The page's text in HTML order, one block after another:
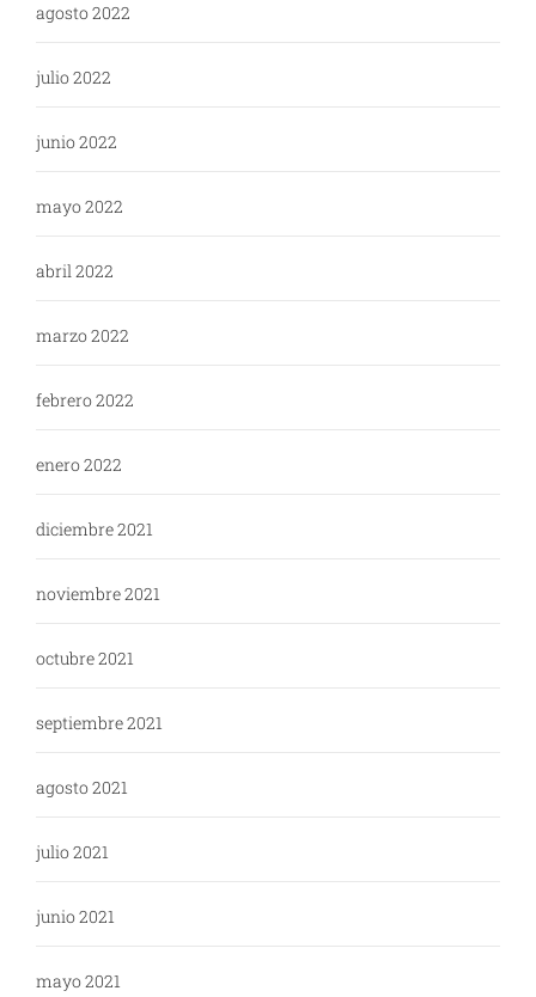
agosto 2022
julio 2022
junio 2022
mayo 2022
abril 2022
marzo 2022
febrero 2022
enero 2022
diciembre 2021
noviembre 2021
octubre 2021
septiembre 2021
agosto 2021
julio 2021
junio 2021
mayo 2021